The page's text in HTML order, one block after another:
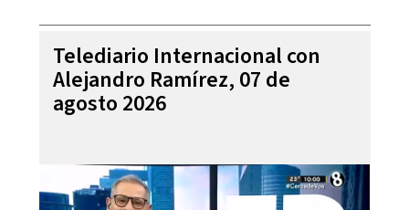
Telediario Internacional con
Alejandro Ramírez, 07 de
agosto 2026